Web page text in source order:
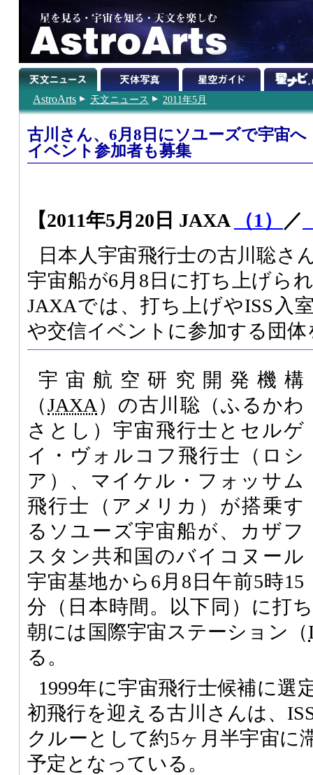
AstroArts 天文ニュース 2011年5月
古川さん、6月8日にソユーズで宇宙
イベント参加者も募集
【2011年5月20日 JAXA （1） ／
日本人宇宙飛行士の古川聡さ
宇宙船が6月8日に打ち上げら
JAXAでは、打ち上げやISS入
や交信イベントに参加する団
宇宙航空研究開発機構
（JAXA ）の古川聡（ふるかわ
さとし）宇宙飛行士とセルゲ
イ・ヴォルコフ飛行士（ロシ
ア）、マイケル・フォッサム
飛行士（アメリカ）が搭乗す
るソユーズ宇宙船が、カザフ
スタン共和国のバイコヌール
宇宙基地から6月8日午前5時15
分（日本時間。以下同）に打
朝には国際宇宙ステーション（
る。
1999年に宇宙飛行士候補に選
初飛行を迎える古川さんは、
クルーとして約5ヶ月半宇宙に
予定となっている。